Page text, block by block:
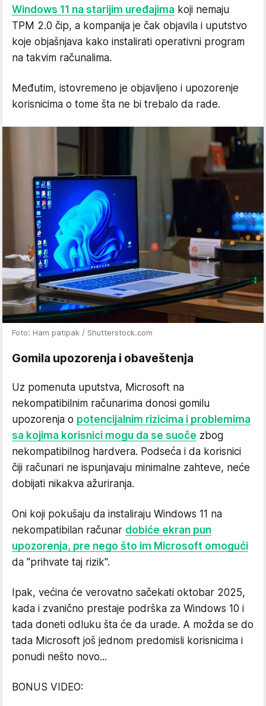
Windows 11 na starijim uređajima koji nemaju
TPM 2.0 čip, a kompanija je čak objavila i uputstvo
koje objašnjava kako instalirati operativni program
na takvim računalima.
Međutim, istovremeno je objavljeno i upozorenje
korisnicima o tome šta ne bi trebalo da rade.
Foto: Ham patipak / Shutterstock.com
Gomila upozorenja i obaveštenja
Uz pomenuta uputstva, Microsoft na
nekompatibilnim računarima donosi gomilu
upozorenja o potencijalnim rizicima i problemima
sa kojima korisnici mogu da se suoče zbog
nekompatibilnog hardvera. Podseća i da korisnici
čiji računari ne ispunjavaju minimalne zahteve, neće
dobijati nikakva ažuriranja.
Oni koji pokušaju da instaliraju Windows 11 na
nekompatibilan računar dobiće ekran pun
upozorenja, pre nego što im Microsoft omogući
da "prihvate taj rizik".
Ipak, većina će verovatno sačekati oktobar 2025,
kada i zvanično prestaje podrška za Windows 10 i
tada doneti odluku šta će da urade. A možda se do
tada Microsoft još jednom predomisli korisnicima i
ponudi nešto novo...
BONUS VIDEO: